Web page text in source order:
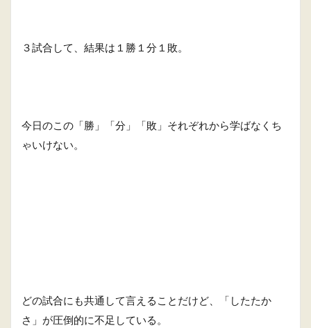
３試合して、結果は１勝１分１敗。
今日のこの「勝」「分」「敗」それぞれから学ばなくち
ゃいけない。
どの試合にも共通して言えることだけど、「したたか
さ」が圧倒的に不足している。